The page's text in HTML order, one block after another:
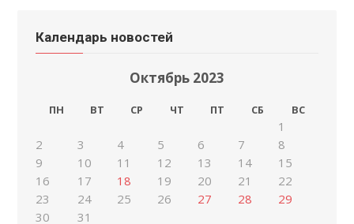
Календарь новостей
Октябрь 2023
ПН ВТ СР ЧТ ПТ СБ ВС
1
2
3 4 5 6 7
8
9
10 11 12 13 14
15
16
17 18 19 20 21
22
23
24 25 26 27 28
29
30
31